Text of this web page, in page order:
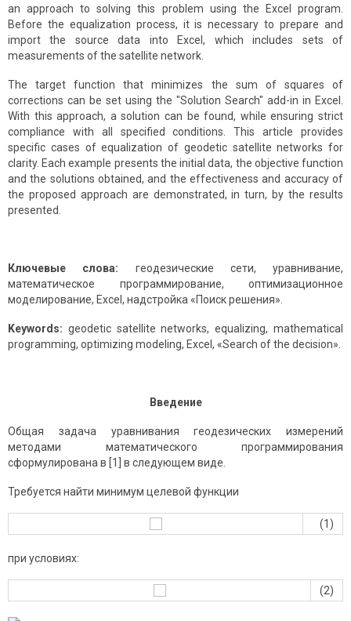
an approach to solving this problem using the Excel program.
Before the equalization process, it is necessary to prepare and
import the source data into Excel, which includes sets of
measurements of the satellite network.
The target function that minimizes the sum of squares of
corrections can be set using the "Solution Search" add-in in Excel.
With this approach, a solution can be found, while ensuring strict
compliance with all specified conditions. This article provides
specific cases of equalization of geodetic satellite networks for
clarity. Each example presents the initial data, the objective function
and the solutions obtained, and the effectiveness and accuracy of
the proposed approach are demonstrated, in turn, by the results
presented.
Ключевые слова: геодезические сети, уравнивание,
математическое программирование, оптимизационное
моделирование, Excel, надстройка «Поиск решения».
Keywords: geodetic satellite networks, equalizing, mathematical
programming, optimizing modeling, Excel, «Search of the decision».
Введение
Общая задача уравнивания геодезических измерений
методами математического программирования
сформулирована в [1] в следующем виде.
Требуется найти минимум целевой функции
(1)
при условиях:
(2)